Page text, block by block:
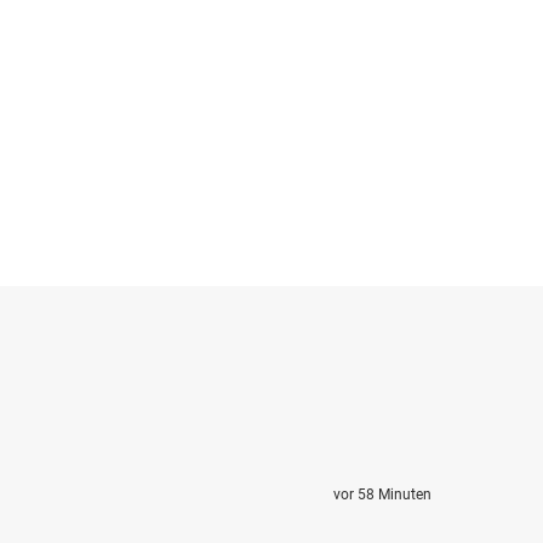
vor 58 Minuten